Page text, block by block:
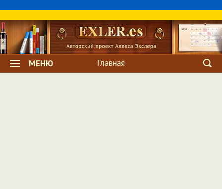
МЕНЮ Главная